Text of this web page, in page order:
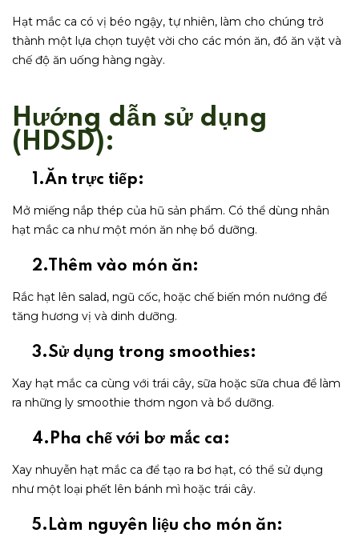
Hạt mắc ca có vị béo ngậy, tự nhiên, làm cho chúng trở
thành một lựa chọn tuyệt vời cho các món ăn, đồ ăn vặt và
chế độ ăn uống hàng ngày.
Hướng dẫn sử dụng
(HDSD):
1.Ăn trực tiếp:
Mở miếng nắp thép của hũ sản phẩm. Có thể dùng nhân
hạt mắc ca như một món ăn nhẹ bổ dưỡng.
2.Thêm vào món ăn:
Rắc hạt lên salad, ngũ cốc, hoặc chế biến món nướng để
tăng hương vị và dinh dưỡng.
3.Sử dụng trong smoothies:
Xay hạt mắc ca cùng với trái cây, sữa hoặc sữa chua để làm
ra những ly smoothie thơm ngon và bổ dưỡng.
4.Pha chế với bơ mắc ca:
Xay nhuyễn hạt mắc ca để tạo ra bơ hạt, có thể sử dụng
như một loại phết lên bánh mì hoặc trái cây.
5.Làm nguyên liệu cho món ăn: